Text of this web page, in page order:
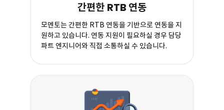
간편한 RTB 연동
모멘토는 간편한 RTB 연동을 기반으로 연동을 지
원하고 있습니다. 연동 지원이 필요하실 경우 담당
파트 엔지니어와 직접 소통하실 수 있습니다.